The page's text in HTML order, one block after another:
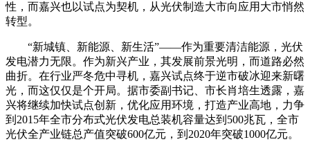
性，而嘉兴也以试点为契机，从光伏制造大市向应用大市悄然
转型。
“新城镇、新能源、新生活”——作为重要清洁能源，光伏
发电潜力无限。作为新兴产业，其发展前景光明，而道路必然
曲折。在行业严冬危中寻机，嘉兴试点终于逆市破冰迎来新曙
光，而这仅仅是个开局。据市委副书记、市长肖培生透露，嘉
兴将继续加快试点创新，优化应用环境，打造产业高地，力争
到2015年全市分布式光伏发电总装机容量达到500兆瓦，全市
光伏全产业链总产值突破600亿元，到2020年突破1000亿元。